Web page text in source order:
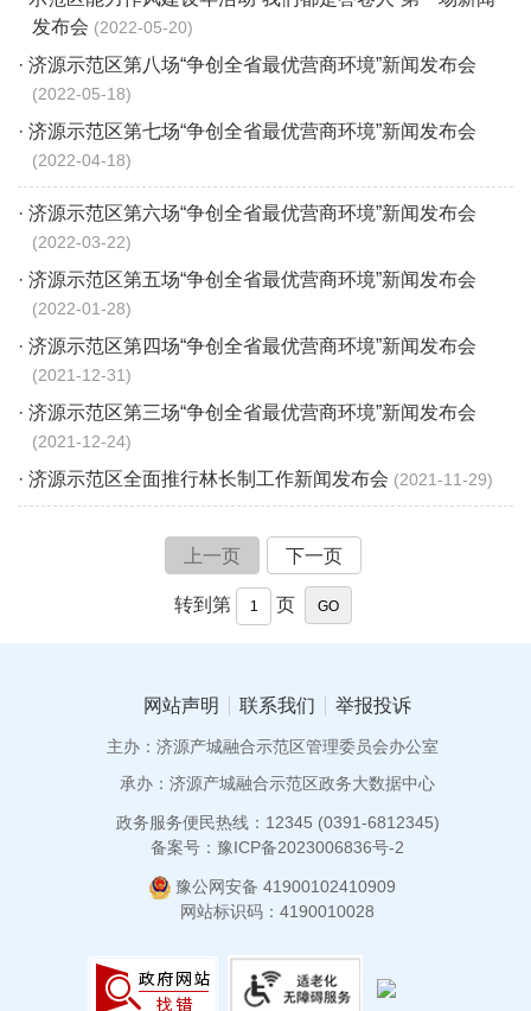
发布会
2022-05-20
· 济源示范区第八场“争创全省最优营商环境”新闻发布会
2022-05-18
· 济源示范区第七场“争创全省最优营商环境”新闻发布会
2022-04-18
· 济源示范区第六场“争创全省最优营商环境”新闻发布会
2022-03-22
· 济源示范区第五场“争创全省最优营商环境”新闻发布会
2022-01-28
· 济源示范区第四场“争创全省最优营商环境”新闻发布会
2021-12-31
· 济源示范区第三场“争创全省最优营商环境”新闻发布会
2021-12-24
· 济源示范区全面推行林长制工作新闻发布会 2021-11-29
上一页 下一页
转到第 页
网站声明 联系我们 举报投诉
主办：济源产城融合示范区管理委员会办公室
承办：济源产城融合示范区政务大数据中心
政务服务便民热线：12345 (0391-6812345)
备案号：豫ICP备2023006836号-2
豫公网安备 41900102410909
网站标识码：4190010028